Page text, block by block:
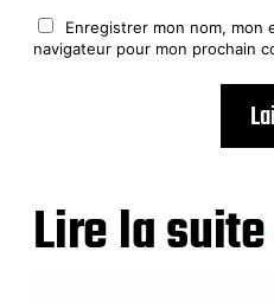
Enregistrer mon nom, mon
navigateur pour mon prochain
Lire la suite